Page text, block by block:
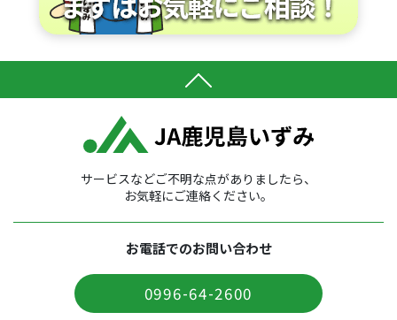
サービスなどご不明な点がありましたら、
お気軽にご連絡ください。
お電話でのお問い合わせ
0996-64-2600